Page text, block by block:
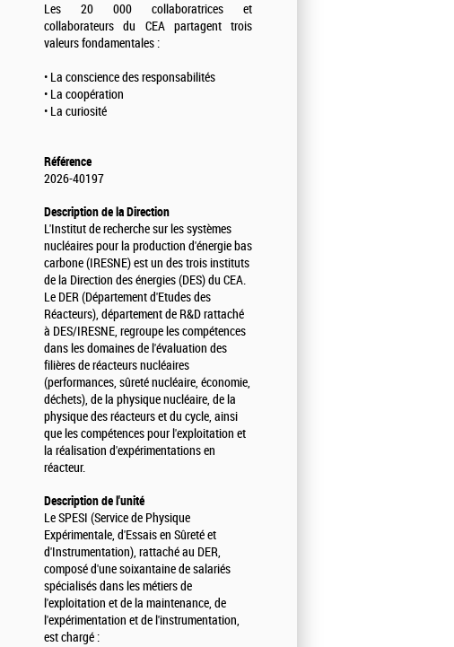
Les 20 000 collaboratrices et
collaborateurs du CEA partagent trois
valeurs fondamentales :
• La conscience des responsabilités
• La coopération
• La curiosité
Référence
2026-40197
Description de la Direction
L'Institut de recherche sur les systèmes
nucléaires pour la production d'énergie bas
carbone (IRESNE) est un des trois instituts
de la Direction des énergies (DES) du CEA.
Le DER (Département d'Etudes des
Réacteurs), département de R&D rattaché
à DES/IRESNE, regroupe les compétences
dans les domaines de l'évaluation des
filières de réacteurs nucléaires
(performances, sûreté nucléaire, économie,
déchets), de la physique nucléaire, de la
physique des réacteurs et du cycle, ainsi
que les compétences pour l'exploitation et
la réalisation d'expérimentations en
réacteur.
Description de l'unité
Le SPESI (Service de Physique
Expérimentale, d'Essais en Sûreté et
d'Instrumentation), rattaché au DER,
composé d'une soixantaine de salariés
spécialisés dans les métiers de
l'exploitation et de la maintenance, de
l'expérimentation et de l'instrumentation,
est chargé :